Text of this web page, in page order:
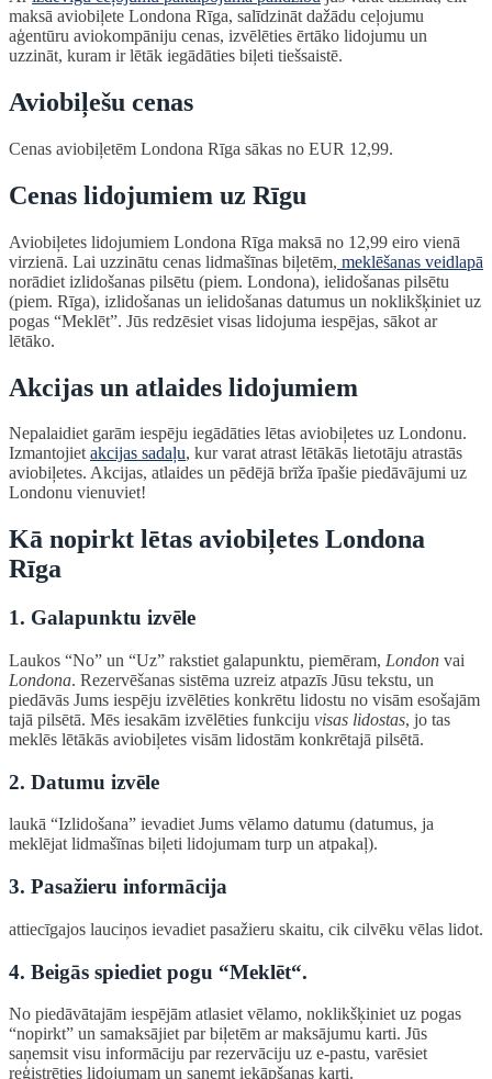
maksā aviobiļete Londona Rīga, salīdzināt dažādu ceļojumu
aģentūru aviokompāniju cenas, izvēlēties ērtāko lidojumu un
uzzināt, kuram ir lētāk iegādāties biļeti tiešsaistē.
Aviobiļešu cenas
Cenas aviobiļetēm Londona Rīga sākas no EUR 12,99.
Cenas lidojumiem uz Rīgu
Aviobiļetes lidojumiem Londona Rīga maksā no 12,99 eiro vienā
virzienā. Lai uzzinātu cenas lidmašīnas biļetēm, meklēšanas veidlapā
norādiet izlidošanas pilsētu (piem. Londona), ielidošanas pilsētu
(piem. Rīga), izlidošanas un ielidošanas datumus un noklikšķiniet uz
pogas “Meklēt”. Jūs redzēsiet visas lidojuma iespējas, sākot ar
lētāko.
Akcijas un atlaides lidojumiem
Nepalaidiet garām iespēju iegādāties lētas aviobiļetes uz Londonu.
Izmantojietakcijas sadaļu, kur varat atrast lētākās lietotāju atrastās
aviobiļetes. Akcijas, atlaides un pēdējā brīža īpašie piedāvājumi uz
Londonu vienuviet!
Kā nopirkt lētas aviobiļetes Londona
Rīga
1. Galapunktu izvēle
Laukos “No” un “Uz” rakstiet galapunktu, piemēram, London vai
Londona. Rezervēšanas sistēma uzreiz atpazīs Jūsu tekstu, un
piedāvās Jums iespēju izvēlēties konkrētu lidostu no visām esošajām
tajā pilsētā. Mēs iesakām izvēlēties funkciju visas lidostas, jo tas
meklēs lētākās aviobiļetes visām lidostām konkrētajā pilsētā.
2. Datumu izvēle
laukā “Izlidošana” ievadiet Jums vēlamo datumu (datumus, ja
meklējat lidmašīnas biļeti lidojumam turp un atpakaļ).
3. Pasažieru informācija
attiecīgajos lauciņos ievadiet pasažieru skaitu, cik cilvēku vēlas lidot.
4. Beigās spiediet pogu “Meklēt“.
No piedāvātajām iespējām atlasiet vēlamo, noklikšķiniet uz pogas
“nopirkt” un samaksājiet par biļetēm ar maksājumu karti. Jūs
saņemsit visu informāciju par rezervāciju uz e-pastu, varēsiet
reģistrēties lidojumam un saņemt iekāpšanas karti.